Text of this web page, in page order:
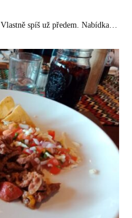
spíš už předem. Nabídka…